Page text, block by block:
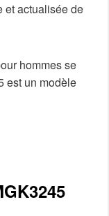
et actualisée de
hommes se
est un modèle